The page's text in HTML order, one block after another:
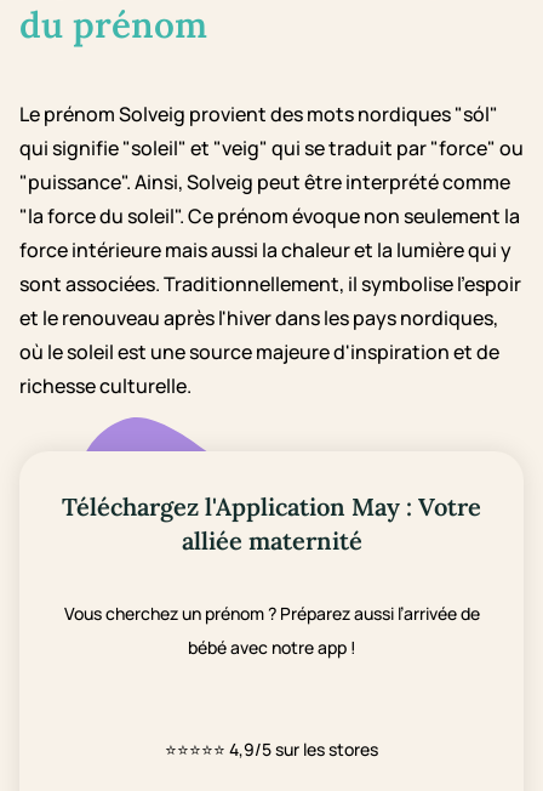
du prénom
Le prénom Solveig provient des mots nordiques "sól"
qui signifie "soleil" et "veig" qui se traduit par "force" ou
"puissance". Ainsi, Solveig peut être interprété comme
"la force du soleil". Ce prénom évoque non seulement la
force intérieure mais aussi la chaleur et la lumière qui y
sont associées. Traditionnellement, il symbolise l’espoir
et le renouveau après l'hiver dans les pays nordiques,
où le soleil est une source majeure d'inspiration et de
richesse culturelle.
Téléchargez l'Application May : Votre
alliée maternité
Vous cherchez un prénom ? Préparez aussi l’arrivée de
bébé avec notre app !
⭐⭐⭐⭐⭐ 4,9/5 sur les stores